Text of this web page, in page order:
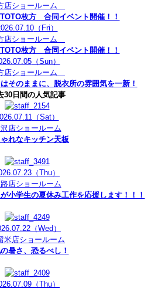
店ショールーム
枚方 合同イベント開催！！
（Fri）
店ショールーム
枚方 合同イベント開催！！
（Sun）
店ショールーム
そのままに、脱衣所の雰囲気を一新！
30日間の人気記事
（Sat）
店ショールーム
れなキッチン天板
（Thu）
店ショールーム
小学生の夏休み工作を応援します！！！
（Wed）
米店ショールーム
暑さ、恐るべし！
（Thu）